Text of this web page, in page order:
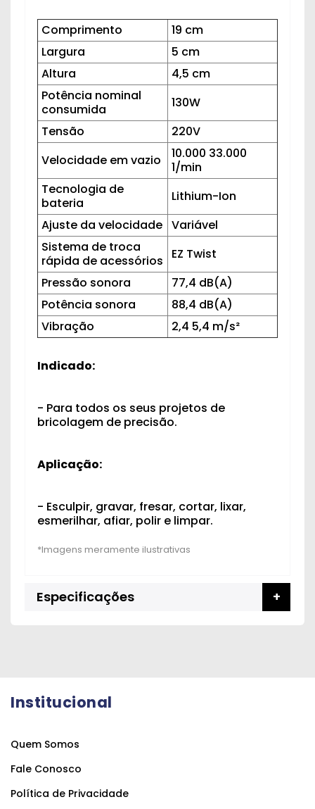
Comprimento
19 cm
Largura
5 cm
Altura
4,5 cm
Potência nominal
consumida
130W
Tensão
220V
Velocidade em vazio
10.000 33.000
1/min
Tecnologia de
bateria
Lithium-Ion
Ajuste da velocidade Variável
Sistema de troca
rápida de acessórios
EZ Twist
Pressão sonora
77,4 dB(A)
Potência sonora
88,4 dB(A)
Vibração
2,4 5,4 m/s²
Indicado:
- Para todos os seus projetos de
bricolagem de precisão.
Aplicação:
- Esculpir, gravar, fresar, cortar, lixar,
esmerilhar, afiar, polir e limpar.
Especificações
Institucional
Quem Somos
Fale Conosco
Política de Privacidade